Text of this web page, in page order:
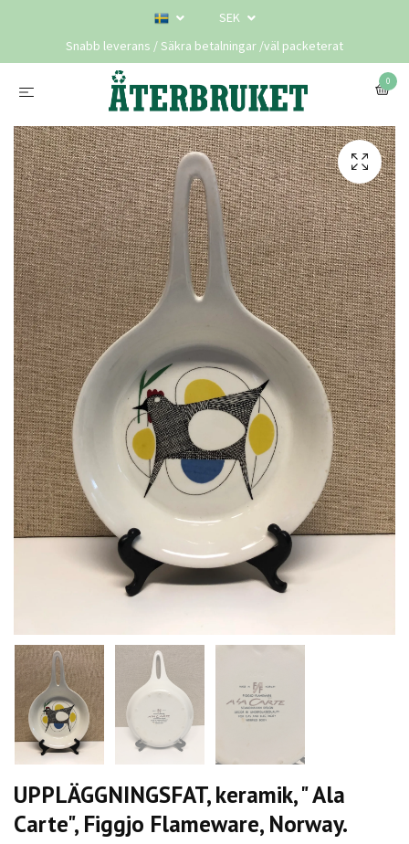
SEK
Snabb leverans / Säkra betalningar /väl packeterat
0
UPPLÄGGNINGSFAT, keramik, " Ala
Carte", Figgjo Flameware, Norway.